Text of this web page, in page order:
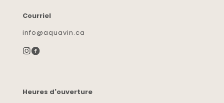
Courriel
info@aquavin.ca
Heures d'ouverture